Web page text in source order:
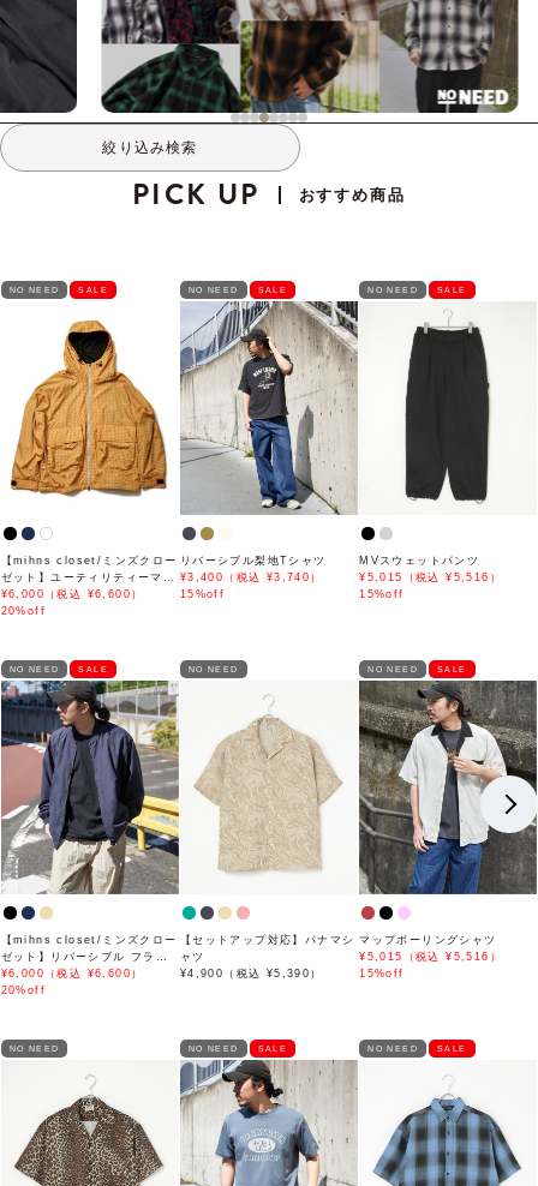
絞り込み検索
PICK UP おすすめ商品
NO NEED SALE
【mihns closet/ミンズクロー
ゼット】ユーティリティーマウ
ンテンパーカー
¥6,000（税込 ¥6,600）
20%off
NO NEED SALE
リバーシブル梨地Tシャツ
¥3,400（税込 ¥3,740）
15%off
NO NEED SALE
MVスウェットパンツ
¥5,015（税込 ¥5,516）
15%off
NO NEED SALE
【mihns closet/ミンズクロー
ゼット】リバーシブル フライ
トジャケット
¥6,000（税込 ¥6,600）
20%off
NO NEED
【セットアップ対応】パナマシ
ャツ
¥4,900（税込 ¥5,390）
NO NEED SALE
マップボーリングシャツ
¥5,015（税込 ¥5,516）
15%off
NO NEED NO NEED SALE NO NEED SALE